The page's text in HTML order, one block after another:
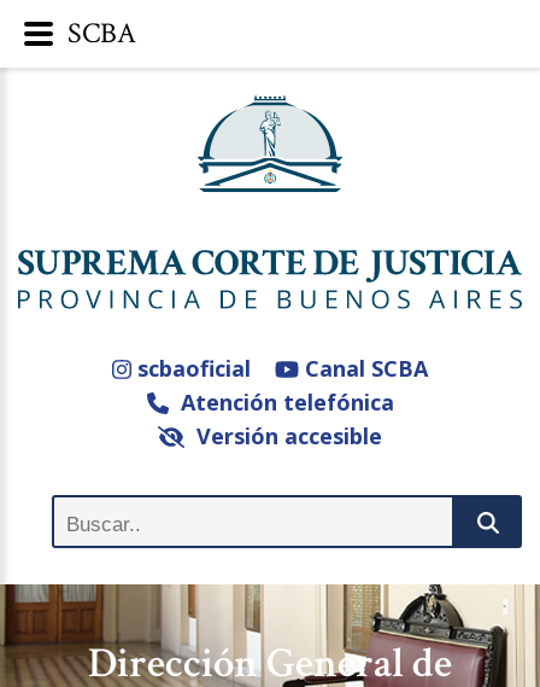
scbaoficial
Canal SCBA
Atención telefónica
Versión accesible
Dirección General de
SCBA